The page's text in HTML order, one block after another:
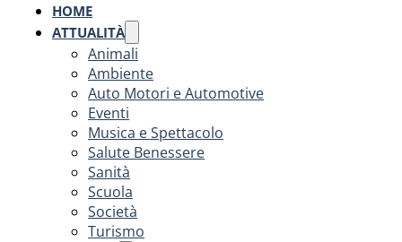
HOME
ATTUALITÀ
Animali
Ambiente
Auto Motori e Automotive
Eventi
Musica e Spettacolo
Salute Benessere
Sanità
Scuola
Società
Turismo